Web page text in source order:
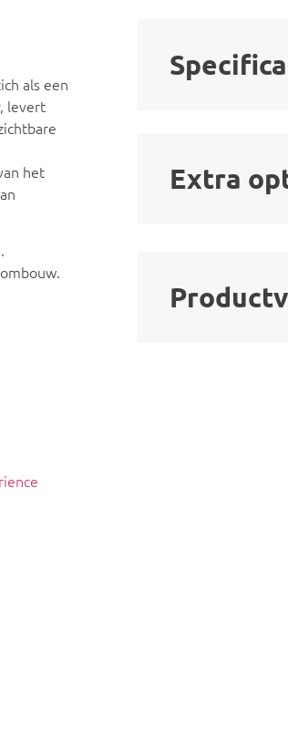
als een
levert
het
Extra